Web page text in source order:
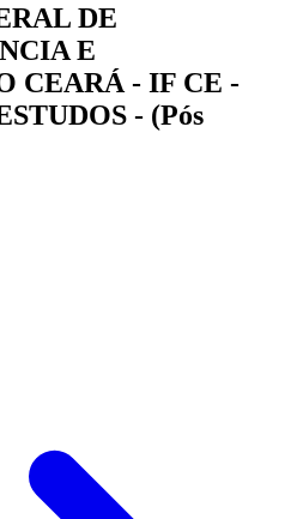
DE
E
CEARÁ - IF CE -
- (Pós